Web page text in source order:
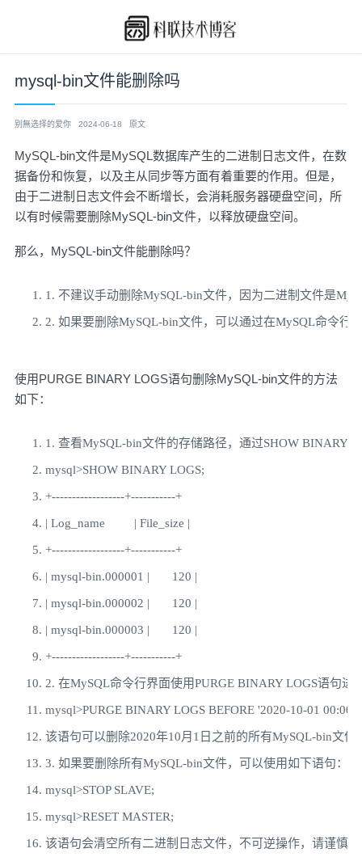
mysql-bin文件能删除吗
别無选择的爱你 2024-06-18 原文
MySQL-bin文件是MySQL数据库产生的二进制日志文件，在数
据备份和恢复，以及主从同步等方面有着重要的作用。但是，
由于二进制日志文件会不断增长，会消耗服务器硬盘空间，所
以有时候需要删除MySQL-bin文件，以释放硬盘空间。
那么，MySQL-bin文件能删除吗？
1. 不建议手动删除MySQL-bin文件，因为二进制文件是
2. 如果要删除MySQL-bin文件，可以通过在MySQL命令行
使用PURGE BINARY LOGS语句删除MySQL-bin文件的方法
如下：
1. 查看MySQL-bin文件的存储路径，通过SHOW BINARY
mysql>SHOW BINARY LOGS;
+------------------+-----------+
| Log_name | File_size |
+------------------+-----------+
| mysql-bin.000001 | 120 |
| mysql-bin.000002 | 120 |
| mysql-bin.000003 | 120 |
+------------------+-----------+
2. 在MySQL命令行界面使用PURGE BINARY LOGS语句进
mysql>PURGE BINARY LOGS BEFORE '2020-10-01
该语句可以删除2020年10月 1 日之前的所有MySQL-bin文件
3. 如果要删除所有MySQL-bin文件，可以使用如下语句：
mysql>STOP SLAVE;
mysql>RESET MASTER;
该语句会清空所有二进制日志文件，不可逆操作，请谨慎